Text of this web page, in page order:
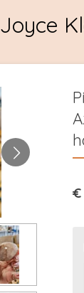
Joyce
€